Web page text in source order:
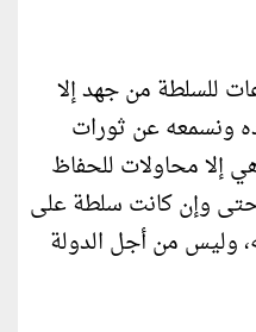
للسلطة من جهد إلا
ونسمعه عن ثورات
إلا محاولات للحفاظ
وإن كانت سلطة على
وليس من أجل الدولة